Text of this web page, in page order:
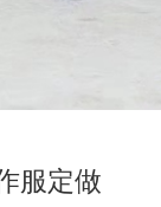
服定做